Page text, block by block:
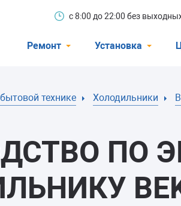
с 8:00 до 22:00 без
Ремонт
Стиральные машины
Телевизоры
Варочные панели
Установка
технике Холодильники
ПО